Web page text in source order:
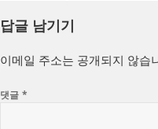
일
이
답글 남기기
이메일 주소는 공개되지 않습
댓글*